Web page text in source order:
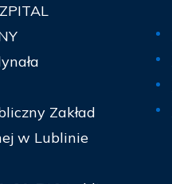
Zakład
w Lublinie